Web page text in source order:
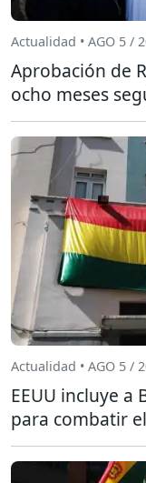
Actualidad • AGO 5 /
Aprobación de
ocho meses
Actualidad • AGO 5 /
EEUU incluye a
para combatir